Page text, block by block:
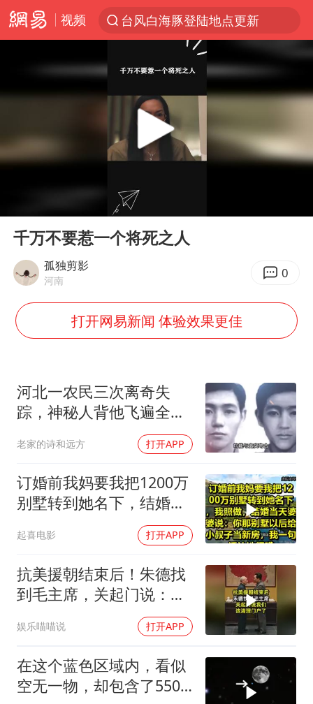
视频
台风白海豚登陆地点更新
台风白海豚进入48小时警戒线
佛得角门将亮相智利俱乐部主场
宇树科技发行价格150.80元/股
看守所辅警收受10万获刑1年
五粮液渠道价一箱上涨近百元
CIA被曝已秘密设立古巴工作组
我国编制完成新版全月地质图
外交部发言人就广岛核爆81周年等答记者问
中国“五箭齐发”反制美国
感觉全东北都在等7号
多地要求领导干部带头休假
奋进开新局 实干挑大梁
Play
千万不要惹一个将死之人
孤独剪影
河南 0
打开网易新闻 体验效果更佳
河北一农民三次离奇失
踪，神秘人背他飞遍全中
国，幕后真相是什么
老家的诗和远方 打开APP
订婚前我妈要我把1200万
别墅转到她名下，结婚当
天婆婆说：你那别墅给小
叔子当新房
起喜电影 打开APP
抗美援朝结束后！朱德找
到毛主席，关起门说：我
娱乐喵喵说 打开APP
在这个蓝色区域内，看似
空无一物，却包含了5500